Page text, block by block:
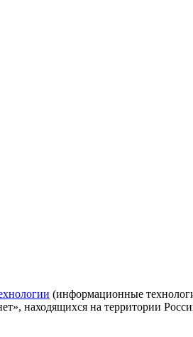
(информационные
находящихся на территории